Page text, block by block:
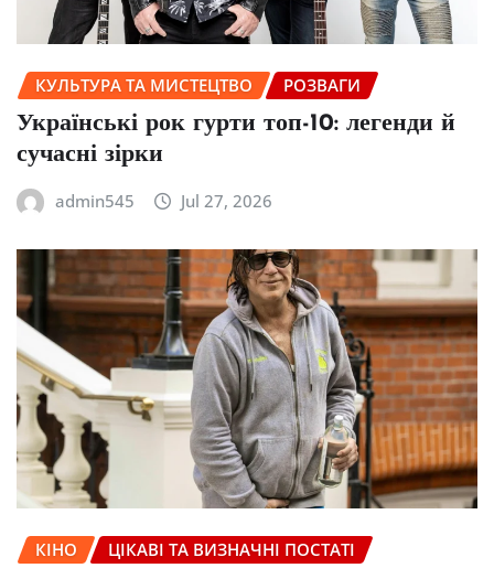
КУЛЬТУРА ТА МИСТЕЦТВО РОЗВАГИ
Українські рок гурти топ-10: легенди й
сучасні зірки
admin545 Jul 27, 2026
КІНО ЦІКАВІ ТА ВИЗНАЧНІ ПОСТАТІ